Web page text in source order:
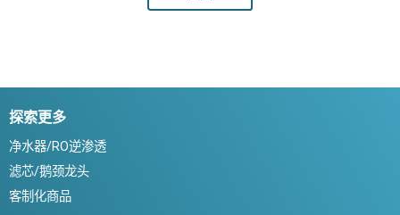
探索更多
净水器/RO逆渗透
滤芯/鹅颈龙头
客制化商品